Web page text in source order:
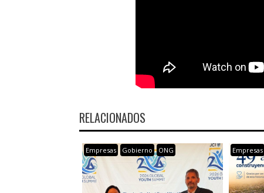
RELACIONADOS
Empresas Gobierno ONG Empresas